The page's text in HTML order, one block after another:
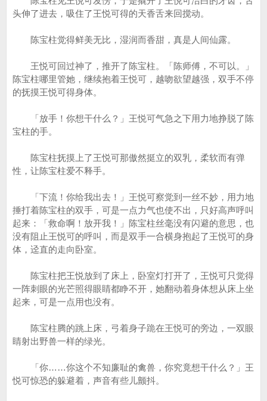
头伸了进去，吸住了王悦可得的天香舌来回搅动。
陈宝柱觉得鲜美无比，湿润而香甜，真是人间仙露。
王悦可回过神了，推开了陈宝柱。「陈师傅，不可以。」
陈宝柱哪里管她，继续抱着王悦可，越吻欲望越强，双手不停
的抚摸王悦可得身体。
「放手！你想干什么？」王悦可气急之下用力地挣脱了陈
宝柱的手。
陈宝柱抚摸上了王悦可那傲然挺立的双乳，柔软而有弹
性，让陈宝柱爱不释手。
「下流！你给我出去！」王悦可察觉到一丝不妙，用力地
捶打着陈宝柱的双手，可是一点力气也使不出，只好高声呼叫
起来：「救命啊！放开我！」陈宝柱丝毫没有闪避的意思，也
没有阻止王悦可的呼叫，而是双手一合横身抱起了王悦可的身
体，迳直的走向卧室。
陈宝柱把王悦放到了床上，卧室灯打开了，王悦可只觉得
一阵刺眼的光芒照得眼睛都睁不开，她翻动着身体想从床上坐
起来，可是一点用也没有。
陈宝柱腾的跳上床，弓着身子跪在王悦可的旁边，一双眼
睛射出野兽一样的绿光。
「你……你这个不知廉耻的禽兽，你究竟想干什么？」王
悦可惊恐的躲避着，声音有些儿颤抖。